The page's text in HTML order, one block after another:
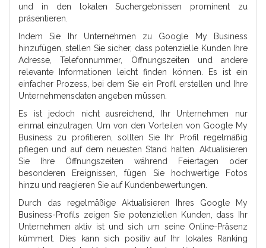
und in den lokalen Suchergebnissen prominent zu
präsentieren.
Indem Sie Ihr Unternehmen zu Google My Business
hinzufügen, stellen Sie sicher, dass potenzielle Kunden Ihre
Adresse, Telefonnummer, Öffnungszeiten und andere
relevante Informationen leicht finden können. Es ist ein
einfacher Prozess, bei dem Sie ein Profil erstellen und Ihre
Unternehmensdaten angeben müssen.
Es ist jedoch nicht ausreichend, Ihr Unternehmen nur
einmal einzutragen. Um von den Vorteilen von Google My
Business zu profitieren, sollten Sie Ihr Profil regelmäßig
pflegen und auf dem neuesten Stand halten. Aktualisieren
Sie Ihre Öffnungszeiten während Feiertagen oder
besonderen Ereignissen, fügen Sie hochwertige Fotos
hinzu und reagieren Sie auf Kundenbewertungen.
Durch das regelmäßige Aktualisieren Ihres Google My
Business-Profils zeigen Sie potenziellen Kunden, dass Ihr
Unternehmen aktiv ist und sich um seine Online-Präsenz
kümmert. Dies kann sich positiv auf Ihr lokales Ranking